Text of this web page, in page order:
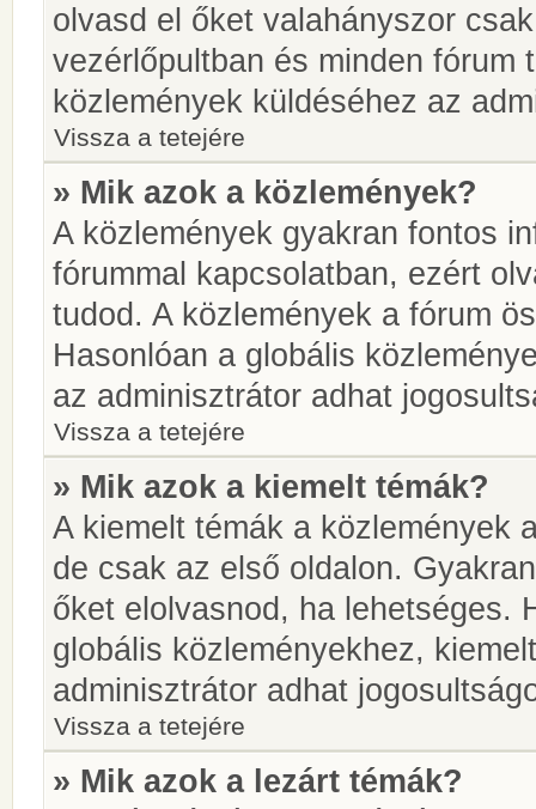
olvasd el őket valahányszor
vezérlőpultban és minden fórum
közlemények küldéséhez az
Vissza a tetejére
» Mik azok a közlemények?
A közlemények gyakran fontos
fórummal kapcsolatban, ezért
tudod. A közlemények a fórum
Hasonlóan a globális
az adminisztrátor adhat
Vissza a tetejére
» Mik azok a kiemelt témák?
A kiemelt témák a közlemények
de csak az első oldalon.
őket elolvasnod, ha lehetséges.
globális közleményekhez,
adminisztrátor adhat
Vissza a tetejére
» Mik azok a lezárt témák?